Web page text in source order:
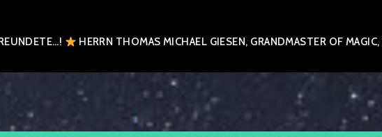
HERRN THOMAS MICHAEL GIESEN, GRANDMASTER OF